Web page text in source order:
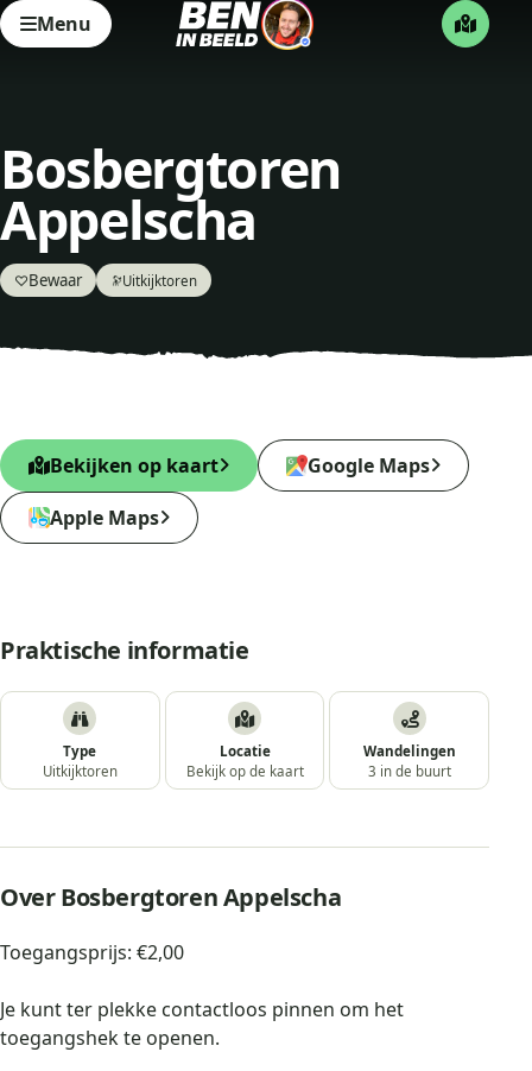
Menu
Bosbergtoren
Appelscha
♡Bewaar 🔭Uitkijktoren
Bekijken op kaart
Google Maps
Apple Maps
Praktische informatie
Type
Uitkijktoren
Locatie
Bekijk op de kaart
Wandelingen
3 in de buurt
Over Bosbergtoren Appelscha
Toegangsprijs: €2,00
Je kunt ter plekke contactloos pinnen om het
toegangshek te openen.